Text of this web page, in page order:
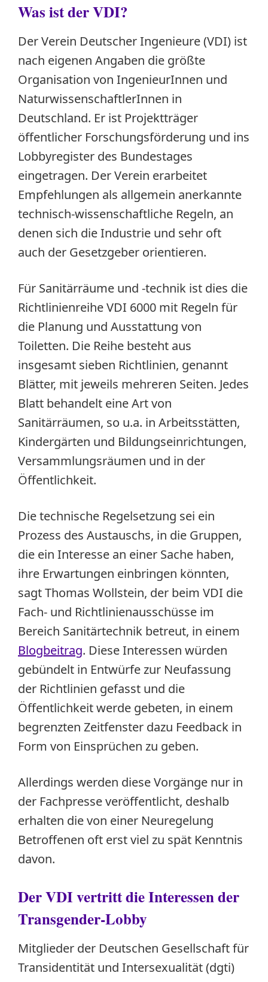
Was ist der VDI?
Der Verein Deutscher Ingenieure (VDI) ist
nach eigenen Angaben die größte
Organisation von IngenieurInnen und
NaturwissenschaftlerInnen in
Deutschland. Er ist Projektträger
öffentlicher Forschungsförderung und ins
Lobbyregister des Bundestages
eingetragen. Der Verein erarbeitet
Empfehlungen als allgemein anerkannte
technisch-wissenschaftliche Regeln, an
denen sich die Industrie und sehr oft
auch der Gesetzgeber orientieren.
Für Sanitärräume und -technik ist dies die
Richtlinienreihe VDI 6000 mit Regeln für
die Planung und Ausstattung von
Toiletten. Die Reihe besteht aus
insgesamt sieben Richtlinien, genannt
Blätter, mit jeweils mehreren Seiten. Jedes
Blatt behandelt eine Art von
Sanitärräumen, so u.a. in Arbeitsstätten,
Kindergärten und Bildungseinrichtungen,
Versammlungsräumen und in der
Öffentlichkeit.
Die technische Regelsetzung sei ein
Prozess des Austauschs, in die Gruppen,
die ein Interesse an einer Sache haben,
ihre Erwartungen einbringen könnten,
sagt Thomas Wollstein, der beim VDI die
Fach- und Richtlinienausschüsse im
Bereich Sanitärtechnik betreut, in einem
Blogbeitrag. Diese Interessen würden
gebündelt in Entwürfe zur Neufassung
der Richtlinien gefasst und die
Öffentlichkeit werde gebeten, in einem
begrenzten Zeitfenster dazu Feedback in
Form von Einsprüchen zu geben.
Allerdings werden diese Vorgänge nur in
der Fachpresse veröffentlicht, deshalb
erhalten die von einer Neuregelung
Betroffenen oft erst viel zu spät Kenntnis
davon.
Der VDI vertritt die Interessen der
Transgender-Lobby
Mitglieder der Deutschen Gesellschaft für
Transidentität und Intersexualität (dgti)